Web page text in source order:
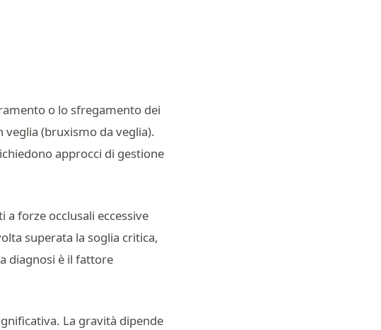
o lo sfregamento dei
(bruxismo da veglia).
approcci di gestione
forze occlusali eccessive
superata la soglia critica,
diagnosi è il fattore
La gravità dipende